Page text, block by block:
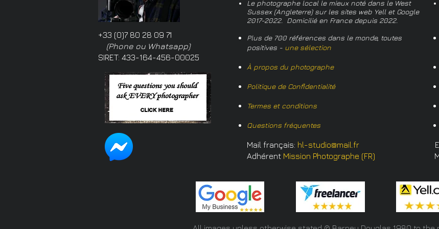
+33 (0)7 80 28 09 71
(Phone ou Whatsapp)
SIRET: 433-164-456-00025
Le photographe local le mieux noté dans le West
Sussex (Angleterre) sur les sites web Yell et Google
2017-2022. Domicilié en France depuis 2022.
Plus de 700 références dans le monde, toutes
positives - une sélection
À propos du photographe
Politique de Confidentialité
Termes et conditions
Questions fréquentes
Mail français: hl-studio@mail.fr
Adhérent Mission Photographe (FR)